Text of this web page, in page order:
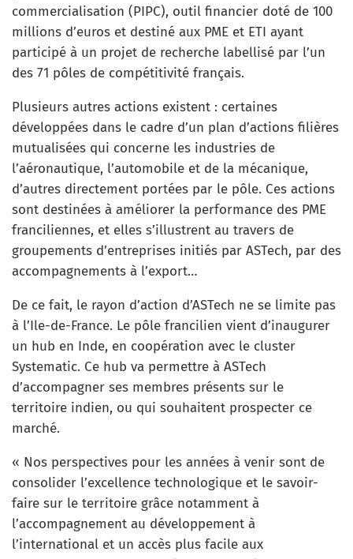
commercialisation (PIPC), outil financier doté de 100
millions d’euros et destiné aux PME et ETI ayant
participé à un projet de recherche labellisé par l’un
des 71 pôles de compétitivité français.
Plusieurs autres actions existent : certaines
développées dans le cadre d’un plan d’actions filières
mutualisées qui concerne les industries de
l’aéronautique, l’automobile et de la mécanique,
d’autres directement portées par le pôle. Ces actions
sont destinées à améliorer la performance des PME
franciliennes, et elles s’illustrent au travers de
groupements d’entreprises initiés par ASTech, par des
accompagnements à l’export…
De ce fait, le rayon d’action d’ASTech ne se limite pas
à l’Ile-de-France. Le pôle francilien vient d’inaugurer
un hub en Inde, en coopération avec le cluster
Systematic. Ce hub va permettre à ASTech
d’accompagner ses membres présents sur le
territoire indien, ou qui souhaitent prospecter ce
marché.
« Nos perspectives pour les années à venir sont de
consolider l’excellence technologique et le savoir-
faire sur le territoire grâce notamment à
l’accompagnement au développement à
l’international et un accès plus facile aux